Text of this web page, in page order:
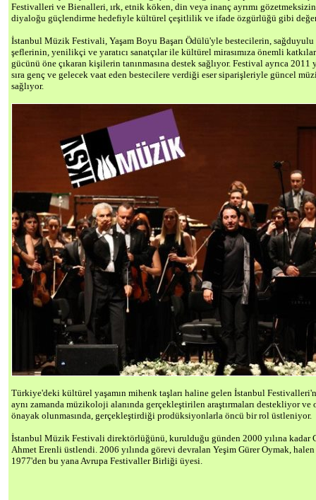
Festivalleri ve Bienalleri, ırk, etnik köken, din veya inanç ayrımı
diyaloğu güçlendirme hedefiyle kültürel çeşitlilik ve ifade özgürlüğü gibi
İstanbul Müzik Festivali, Yaşam Boyu Başarı Ödülü'yle bestecilerin, sağduyulu
şeflerinin, yenilikçi ve yaratıcı sanatçılar ile kültürel mirasımıza önemli
gücünü öne çıkaran kişilerin tanınmasına destek sağlıyor. Festival ayrıca 2011
sıra genç ve gelecek vaat eden bestecilere verdiği eser siparişleriyle güncel
sağlıyor.
Türkiye'deki kültürel yaşamın mihenk taşları haline gelen İstanbul
aynı zamanda müzikoloji alanında gerçekleştirilen araştırmaları destekliyor
önayak olunmasında, gerçekleştirdiği prodüksiyonlarla öncü bir rol üstleniyor.
İstanbul Müzik Festivali direktörlüğünü, kurulduğu günden 2000 yılına kadar
Ahmet Erenli üstlendi. 2006 yılında görevi devralan Yeşim Gürer Oymak,
1977'den bu yana Avrupa Festivaller Birliği üyesi.